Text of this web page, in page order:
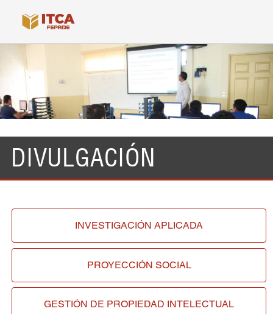
DIVULGACIÓN
INVESTIGACIÓNAPLICADA
PROYECCIÓN SOCIAL
GESTIÓN DE PROPIEDAD INTELECTUAL